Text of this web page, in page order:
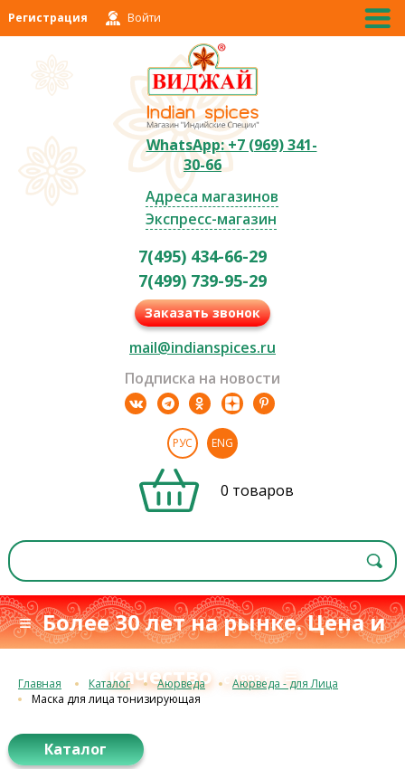
Регистрация Войти
WhatsApp: +7 (969) 341-
30-66
Адреса магазинов
Экспресс-магазин
7(495) 434-66-29
7(499) 739-95-29
Заказать звонок
mail@indianspices.ru
Подписка на новости
РУС ENG
0 товаров
≡ Более 30 лет на рынке. Цена и
качество с 1993 г.≡
Главная Каталог Аюрведа
Аюрведа - для Лица
Маска для лица тонизирующая
Каталог